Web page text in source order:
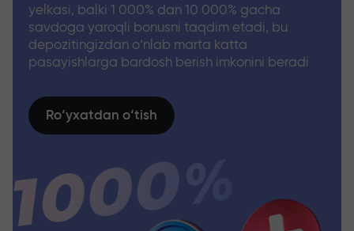
yelkasi, balki 1 000% dan 10 000% gacha
savdoga yaroqli bonusni taqdim etadi, bu
depozitingizdan o‘nlab marta katta
pasayishlarga bardosh berish imkonini beradi
Ro‘yxatdan o‘tish